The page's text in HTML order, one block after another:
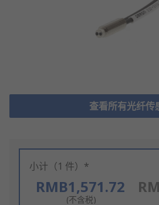
查看所有光纤传
小计（1 件）*
RMB1,571.72
(不含税)